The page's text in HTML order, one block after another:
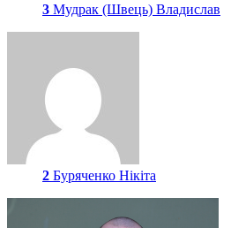
3 Мудрак (Швець) Владислав
2 Буряченко Нікіта